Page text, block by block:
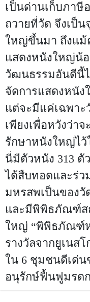
เป็นด่านเก็บภาษี
ถวายที่วัด จึงเป็
ใหญ่ขึ้นมา ถึงแม้
แสดงหนังใหญ่น้
วัฒนธรรมอันดีนี้
จัดการแสดงหนั
แต่จะมีแค่เฉพาะวั
เพียงเพื่อหวังว่า
รักษาหนังใหญ่ไ
นี่มีตัวหนัง 313 ตั
ได้สืบทอดและร่ว
มหรสพเป็นของ
และมีพิพิธภัณฑ์ส
ใหญ่ “พิพิธภัณฑ์
รางวัลจากยูเนส
ใน 6 ชุมชนดีเด่น
อนุรักษ์ฟื้นฟูมรด